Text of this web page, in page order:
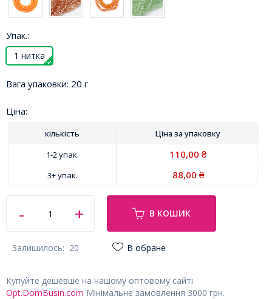
Упак.:
1 нитка
Вага упаковки: 20 г
Ціна:
кількість Ціна заупаковку
1-2 упак.
110,00₴
3+ упак. 88,00 ₴
В КОШИК
Залишилось: 20 В обране
Купуйте дешевше на нашому оптовому сайті
Opt.DomBusin.com Мінімальне замовлення 3000 грн.